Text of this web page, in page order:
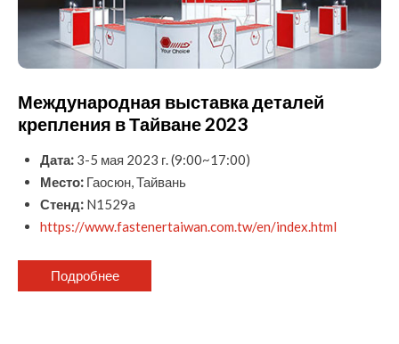
Международная выставка деталей
крепления в Тайване 2023
Дата: 3-5 мая 2023 г. (9:00~17:00)
Место: Гаосюн, Тайвань
Стенд: N1529a
https://www.fastenertaiwan.com.tw/en/index.html
Подробнее